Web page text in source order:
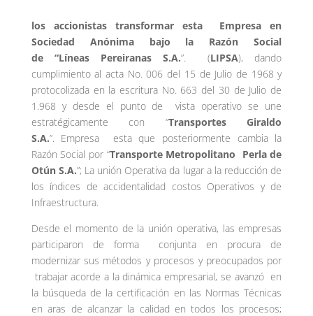
los accionistas transformar esta Empresa en
Sociedad Anónima bajo la Razón Social
de “Líneas Pereiranas S.A.”. (LIPSA), dando
cumplimiento al acta No. 006 del 15 de Julio de 1968 y
protocolizada en la escritura No. 663 del 30 de Julio de
1.968 y desde el punto de vista operativo se une
estratégicamente con “Transportes Giraldo
S.A.”. Empresa esta que posteriormente cambia la
Razón Social por “Transporte Metropolitano Perla de
Otún S.A.”; La unión Operativa da lugar a la reducción de
los índices de accidentalidad costos Operativos y de
Infraestructura.
Desde el momento de la unión operativa, las empresas
participaron de forma conjunta en procura de
modernizar sus métodos y procesos y preocupados por
trabajar acorde a la dinámica empresarial, se avanzó en
la búsqueda de la certificación en las Normas Técnicas
en aras de alcanzar la calidad en todos los procesos;